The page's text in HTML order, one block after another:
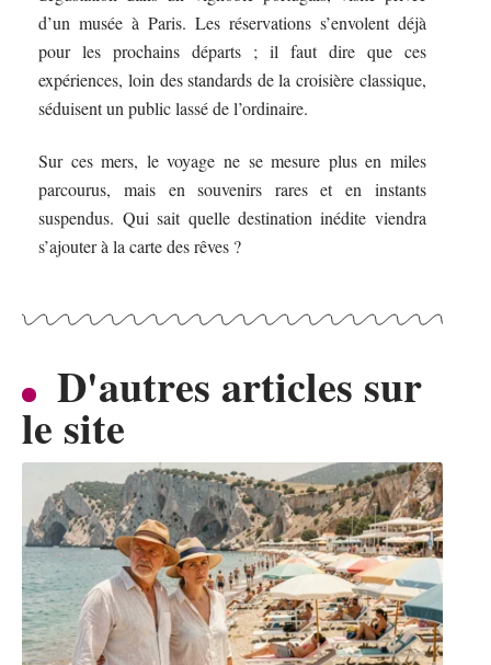
d’un musée à Paris. Les réservations s’envolent déjà
pour les prochains départs ; il faut dire que ces
expériences, loin des standards de la croisière classique,
séduisent un public lassé de l’ordinaire.
Sur ces mers, le voyage ne se mesure plus en miles
parcourus, mais en souvenirs rares et en instants
suspendus. Qui sait quelle destination inédite viendra
s’ajouter à la carte des rêves ?
D'autres articles sur
le site